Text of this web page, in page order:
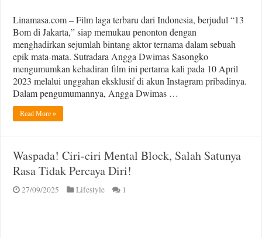
Linamasa.com – Film laga terbaru dari Indonesia, berjudul “13
Bom di Jakarta,” siap memukau penonton dengan
menghadirkan sejumlah bintang aktor ternama dalam sebuah
epik mata-mata. Sutradara Angga Dwimas Sasongko
mengumumkan kehadiran film ini pertama kali pada 10 April
2023 melalui unggahan eksklusif di akun Instagram pribadinya.
Dalam pengumumannya, Angga Dwimas …
Read More »
Waspada! Ciri-ciri Mental Block, Salah Satunya
Rasa Tidak Percaya Diri!
27/09/2025 Lifestyle 1